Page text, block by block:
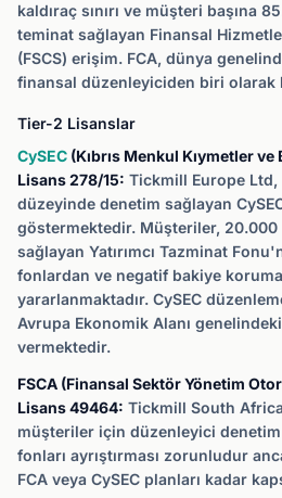
kaldıraç sınırı ve müşteri başına
teminat sağlayan Finansal
(FSCS) erişim. FCA, dünya
finansal düzenleyiciden biri olarak
Tier-2 Lisanslar
CySEC (Kıbrıs Menkul Kıymetler
Lisans 278/15: Tickmill Europe Ltd,
düzeyinde denetim sağlayan
göstermektedir. Müşteriler, 20.000
sağlayan Yatırımcı Tazminat
fonlardan ve negatif bakiye
yararlanmaktadır. CySEC
Avrupa Ekonomik Alanı
vermektedir.
FSCA (Finansal Sektör Yönetim
Lisans 49464: Tickmill South
müşteriler için düzenleyici
fonları ayrıştırması zorunludur
FCA veya CySEC planları kadar